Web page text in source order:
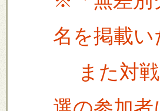
名を掲載い
また対戦